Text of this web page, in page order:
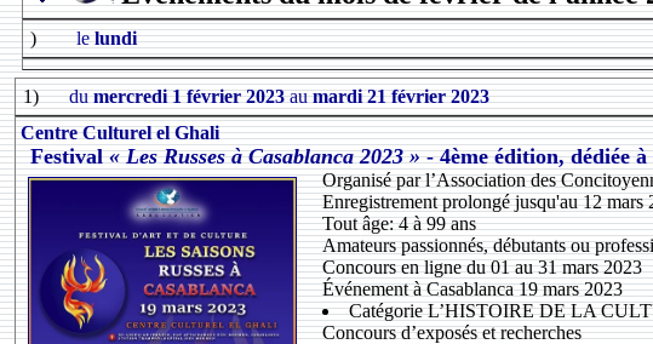
) lelundi
1) dumercredi 1 février 2023aumardi 21 février 2023
Centre Culturel el Ghali
Festival« Les Russes à Casablanca 2023 »- 4ème édition, dédiée
Organisé par l’Association des
Enregistrement prolongé jusqu'au 12
Tout âge: 4 à 99 ans
Amateurs passionnés, débutants ou
Concours en ligne du 01 au 31 mars 2023
Événement à Casablanca 19 mars 2023
Catégorie L’HISTOIRE DE LA
Concours d’exposés et recherches